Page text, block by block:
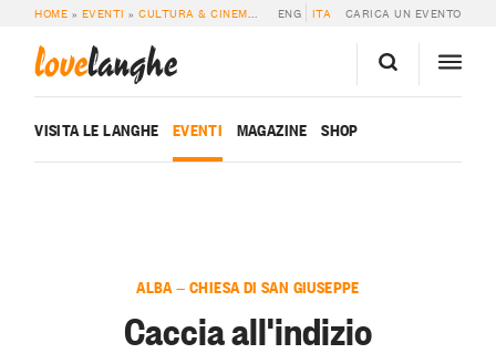
HOME » EVENTI »CULTURA & CINEMA » CACCIA ALL’INDIZIO
ENG ITA CARICA UN EVENTO
lovelanghe
VISITA LE LANGHE EVENTI MAGAZINE SHOP
ALBA — CHIESA DI SAN GIUSEPPE
Caccia all'indizio